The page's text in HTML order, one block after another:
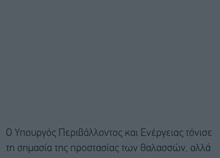
Ο Υπουργός Περιβάλλοντος και Ενέργειας τόνισε
τη σημασία της προστασίας των θαλασσών, αλλά